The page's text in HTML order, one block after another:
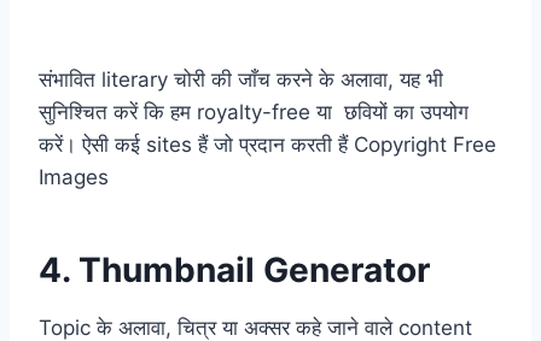
संभावित literary चोरी की जाँच करने के अलावा, यह भी
सुनिश्चित करें कि हम royalty-free या छवियों का उपयोग
करें। ऐसी कई sites हैं जो प्रदान करती हैं Copyright Free
Images
4. Thumbnail Generator
Topic के अलावा, चित्र या अक्सर कहे जाने वाले content